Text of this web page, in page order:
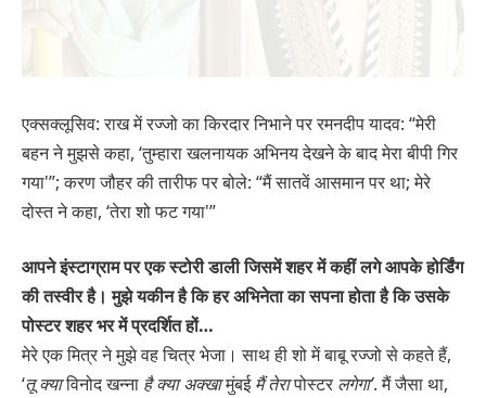
एक्सक्लूसिव: राख में रज्जो का किरदार निभाने पर रमनदीप यादव: “मेरी
बहन ने मुझसे कहा, ‘तुम्हारा खलनायक अभिनय देखने के बाद मेरा बीपी गिर
गया'”; करण जौहर की तारीफ पर बोले: “मैं सातवें आसमान पर था; मेरे
दोस्त ने कहा, ‘तेरा शो फट गया'”
आपने इंस्टाग्राम पर एक स्टोरी डाली जिसमें शहर में कहीं लगे आपके होर्डिंग
की तस्वीर है। मुझे यकीन है कि हर अभिनेता का सपना होता है कि उसके
पोस्टर शहर भर में प्रदर्शित हों…
मेरे एक मित्र ने मुझे वह चित्र भेजा। साथ ही शो में बाबू रज्जो से कहते हैं,
‘तू क्याविनोद खन्ना है क्या अक्खामुंबईमैं तेरापोस्टर लगेगा’. मैं जैसा था,